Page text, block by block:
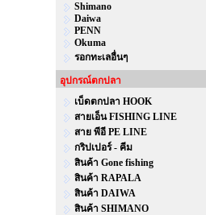
Shimano
Daiwa
PENN
Okuma
รอกทะเลอื่นๆ
อุปกรณ์ตกปลา
เบ็ดตกปลา HOOK
สายเอ็น FISHING LINE
สาย พีอี PE LINE
กริปเปอร์ - คีม
สินค้า Gone fishing
สินค้า RAPALA
สินค้า DAIWA
สินค้า SHIMANO